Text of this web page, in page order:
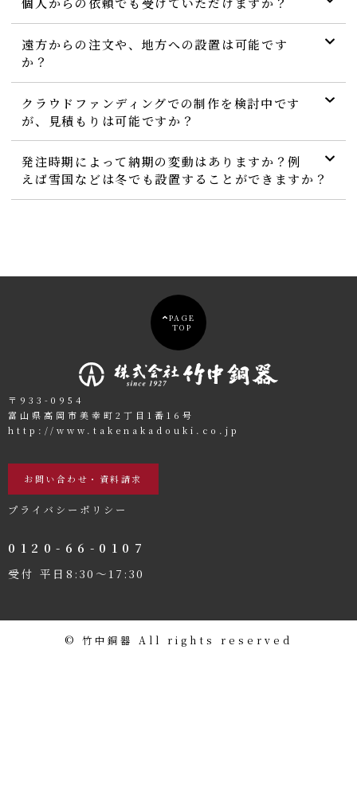
遠方からの注文や、地方への設置は可能です
か？
クラウドファンディングでの制作を検討中です
が、見積もりは可能ですか？
発注時期によって納期の変動はありますか？例
えば雪国などは冬でも設置することができますか？
0120-66-0107
受付 平日8:30〜17:30
お問い合わせ・資料請求
プライバシーポリシー
〒933-0954
富山県高岡市美幸町2丁目1番16号
http://www.takenakadouki.co.jp
PAGE
TOP
©️ 竹中銅器 All rights reserved